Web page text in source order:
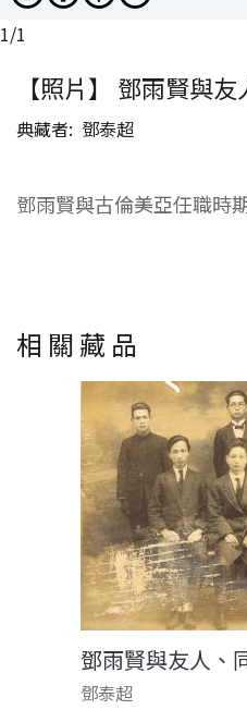
1/1
【照片】 鄧雨賢與
典藏者 鄧泰超
鄧雨賢與古倫美亞任職時
相關藏品
鄧雨賢與友人、
鄧泰超